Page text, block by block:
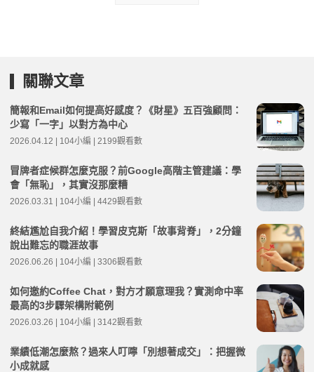
關聯文章
簡報和Email如何提高好感度？《財星》五百強顧問：
少寫「一字」以對方為中心
2026.04.12 | 104小編 | 2199觀看數
冒牌者症候群怎麼克服？前Google高階主管建議：學
會「無恥」，其實沒那麼糟
2026.03.31 | 104小編 | 4429觀看數
終結尷尬自我介紹！學習皮克斯「故事背脊」，2分鐘
說出難忘的職涯故事
2026.06.26 | 104小編 | 3306觀看數
如何邀約Coffee Chat，對方才願意理我？實測命中率
最高的3步驟架構附範例
2026.03.26 | 104小編 | 3142觀看數
業績低潮怎麼熬？過來人叮嚀「別想著成交」：把握微
小成就感